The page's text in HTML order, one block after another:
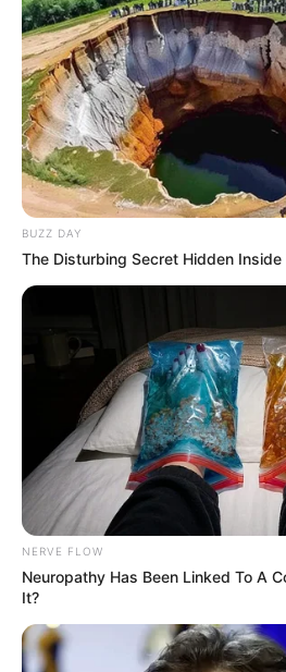
BUZZ DAY
The Disturbing Secret Hidden Inside
NERVE FLOW
Neuropathy Has Been Linked To A
It?